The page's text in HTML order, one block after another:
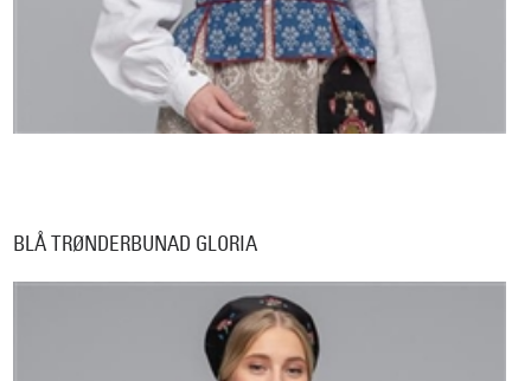
BLÅ TRØNDERBUNAD GLORIA